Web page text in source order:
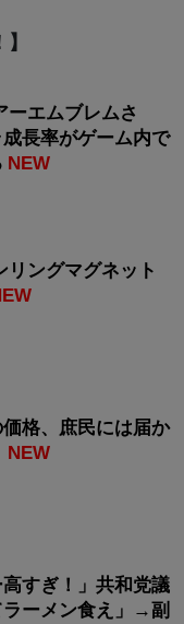
ーエムブレムさ
長率がゲーム内で
NEW
リングマグネット
価格、庶民には届か
NEW
すぎ！」共和党議
ラーメン食え」→副